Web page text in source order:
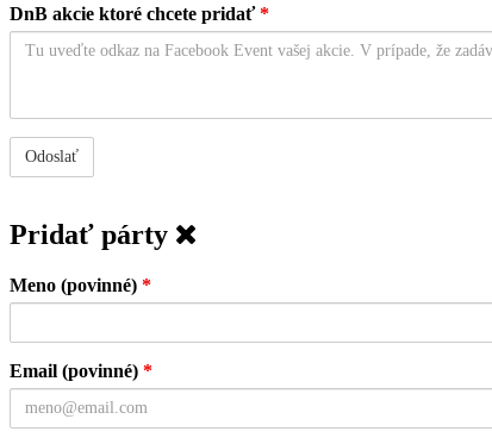
DnB akcie ktoré chcete pridať*
Pridať párty
Meno (povinné) *
Email (povinné) *